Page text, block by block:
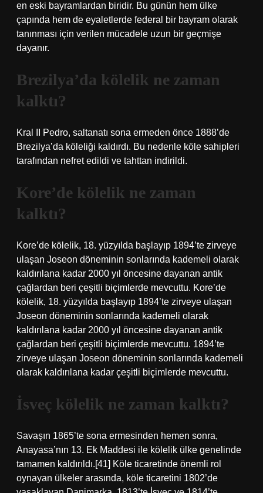
en eski bayramlardan biridir. Bu günün hem ülke
çapında hem de eyaletlerde federal bir bayram olarak
tanınması için verilen mücadele uzun bir geçmişe
dayanır.
Brezilya’da kölelik ne zaman
kalktı?
Kral II Pedro, saltanatı sona ermeden önce 1888’de
Brezilya’da köleliği kaldırdı. Bu nedenle köle sahipleri
tarafından nefret edildi ve tahttan indirildi.
Kore’de kölelik ne zaman
kalktı?
Kore’de kölelik, 18. yüzyılda başlayıp 1894’te zirveye
ulaşan Joseon döneminin sonlarında kademeli olarak
kaldırılana kadar 2000 yıl öncesine dayanan antik
çağlardan beri çeşitli biçimlerde mevcuttu. Kore’de
kölelik, 18. yüzyılda başlayıp 1894’te zirveye ulaşan
Joseon döneminin sonlarında kademeli olarak
kaldırılana kadar 2000 yıl öncesine dayanan antik
çağlardan beri çeşitli biçimlerde mevcuttu. 1894’te
zirveye ulaşan Joseon döneminin sonlarında kademeli
olarak kaldırılana kadar çeşitli biçimlerde mevcuttu.
İsveç kölelik ne zaman kalktı?
Savaşın 1865’te sona ermesinden hemen sonra,
Anayasa’nın 13. Ek Maddesi ile kölelik ülke genelinde
tamamen kaldırıldı.[41] Köle ticaretinde önemli rol
oynayan ülkeler arasında, köle ticaretini 1802’de